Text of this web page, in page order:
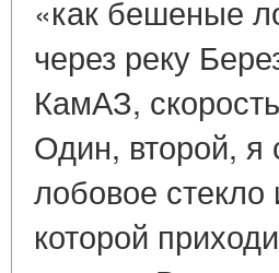
«как бешеные
через реку
КамАЗ,
Один, второй, я
лобовое
которой